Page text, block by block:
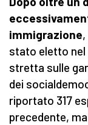
immigrazione
stato eletto nel
stretta sulle
dei
riportato 317
precedente,